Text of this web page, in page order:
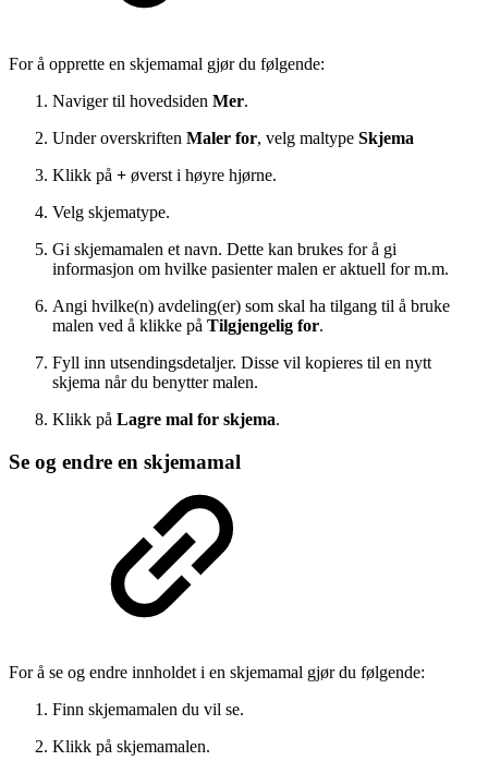
For å opprette en skjemamal gjør du følgende:
Naviger til hovedsiden Mer.
Under overskriften Maler for, velg maltype Skjema
Klikk på + øverst i høyre hjørne.
Velg skjematype.
Gi skjemamalen et navn. Dette kan brukes for å gi
informasjon om hvilke pasienter malen er aktuell for m.m.
Angi hvilke(n) avdeling(er) som skal ha tilgang til å bruke
malen ved å klikke på Tilgjengelig for.
Fyll inn utsendingsdetaljer. Disse vil kopieres til en nytt
skjema når du benytter malen.
Klikk på Lagre mal for skjema.
Se og endre en skjemamal
For å se og endre innholdet i en skjemamal gjør du følgende:
Finn skjemamalen du vil se.
Klikk på skjemamalen.